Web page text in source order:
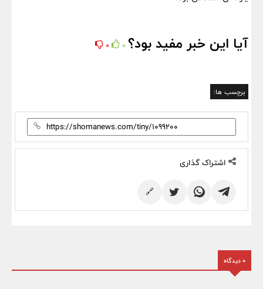
آیا این خبر مفید بود؟ 0
0
برچسب ها:
اشتراک گذاری
🔗
0 دیدگاه